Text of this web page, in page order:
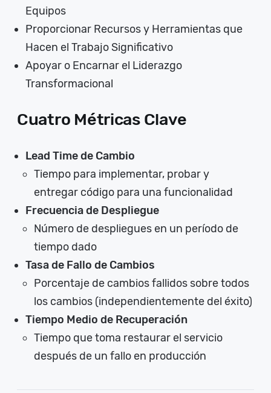
Equipos
Proporcionar Recursos y Herramientas que
Hacen el Trabajo Significativo
Apoyar o Encarnar el Liderazgo
Transformacional
Cuatro Métricas Clave
Lead Time de Cambio
Tiempo para implementar, probar y
entregar código para una funcionalidad
Frecuencia de Despliegue
Número de despliegues en un período de
tiempo dado
Tasa de Fallo de Cambios
Porcentaje de cambios fallidos sobre todos
los cambios (independientemente del éxito)
Tiempo Medio de Recuperación
Tiempo que toma restaurar el servicio
después de un fallo en producción